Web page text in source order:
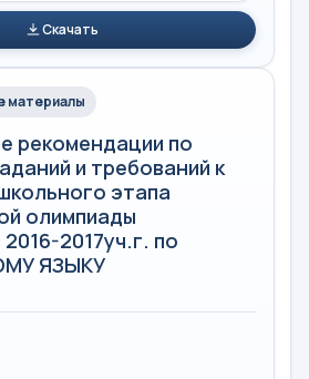
Скачать
материалы
рекомендации по
и требований к
этапа
олимпиады
2017уч.г. по
ЯЗЫКУ